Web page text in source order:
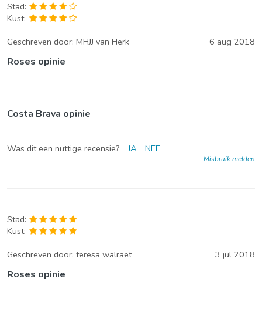
Stad:
Kust:
Geschreven door: MHJJ van Herk 6 aug 2018
Roses opinie
Costa Brava opinie
Was dit een nuttige recensie? JA NEE
Misbruik melden
Stad:
Kust:
Geschreven door: teresa walraet 3 jul 2018
Roses opinie